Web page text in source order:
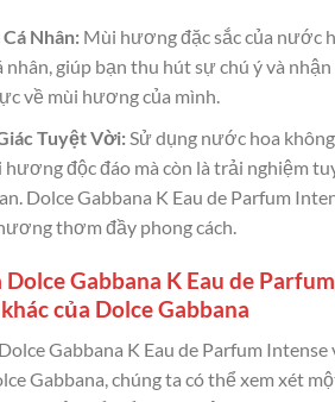
Nhân:Mùi hương đặc sắc của nước
nhân, giúp bạn thu hút sự chú ý và
về mùi hương của mình.
Tuyệt Vời:Sử dụng nước hoa
hương độc đáo mà còn là trải nghiệm
Dolce Gabbana K Eau de Parfum
thơm đầy phong cách.
Gabbana K Eau de
của Dolce Gabbana
Gabbana K Eau de Parfum Intense
Gabbana, chúng ta có thể xem xét